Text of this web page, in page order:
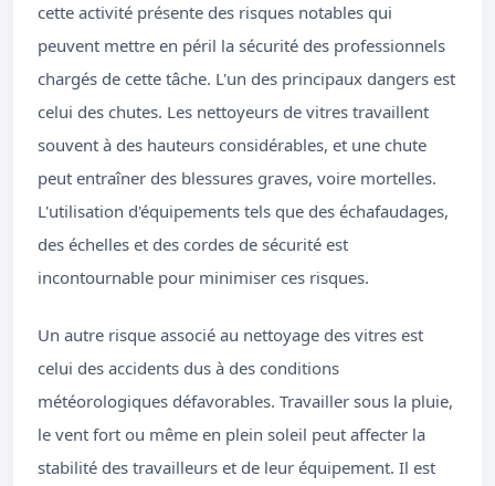
cette activité présente des risques notables qui
peuvent mettre en péril la sécurité des professionnels
chargés de cette tâche. L'un des principaux dangers est
celui des chutes. Les nettoyeurs de vitres travaillent
souvent à des hauteurs considérables, et une chute
peut entraîner des blessures graves, voire mortelles.
L'utilisation d'équipements tels que des échafaudages,
des échelles et des cordes de sécurité est
incontournable pour minimiser ces risques.
Un autre risque associé au nettoyage des vitres est
celui des accidents dus à des conditions
météorologiques défavorables. Travailler sous la pluie,
le vent fort ou même en plein soleil peut affecter la
stabilité des travailleurs et de leur équipement. Il est